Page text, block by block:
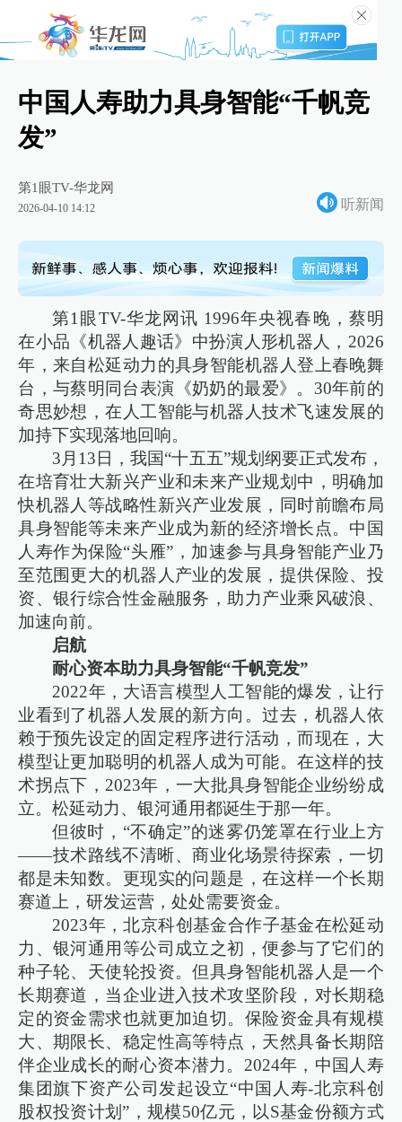
中国人寿助力具身智能“千帆竞
发”
第1眼TV-华龙网
2026-04-10 14:12 听新闻
第1眼TV-华龙网讯 1996年央视春晚，蔡明
在小品《机器人趣话》中扮演人形机器人，2026
年，来自松延动力的具身智能机器人登上春晚舞
台，与蔡明同台表演《奶奶的最爱》。30年前的
奇思妙想，在人工智能与机器人技术飞速发展的
加持下实现落地回响。
3月13日，我国“十五五”规划纲要正式发布，
在培育壮大新兴产业和未来产业规划中，明确加
快机器人等战略性新兴产业发展，同时前瞻布局
具身智能等未来产业成为新的经济增长点。中国
人寿作为保险“头雁”，加速参与具身智能产业乃
至范围更大的机器人产业的发展，提供保险、投
资、银行综合性金融服务，助力产业乘风破浪、
加速向前。
启航
耐心资本助力具身智能“千帆竞发”
2022年，大语言模型人工智能的爆发，让行
业看到了机器人发展的新方向。过去，机器人依
赖于预先设定的固定程序进行活动，而现在，大
模型让更加聪明的机器人成为可能。在这样的技
术拐点下，2023年，一大批具身智能企业纷纷成
立。松延动力、银河通用都诞生于那一年。
但彼时，“不确定”的迷雾仍笼罩在行业上方
——技术路线不清晰、商业化场景待探索，一切
都是未知数。更现实的问题是，在这样一个长期
赛道上，研发运营，处处需要资金。
2023年，北京科创基金合作子基金在松延动
力、银河通用等公司成立之初，便参与了它们的
种子轮、天使轮投资。但具身智能机器人是一个
长期赛道，当企业进入技术攻坚阶段，对长期稳
定的资金需求也就更加迫切。保险资金具有规模
大、期限长、稳定性高等特点，天然具备长期陪
伴企业成长的耐心资本潜力。2024年，中国人寿
集团旗下资产公司发起设立“中国人寿-北京科创
股权投资计划”，规模50亿元，以S基金份额方式